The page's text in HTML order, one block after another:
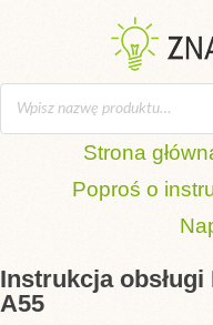
Strona
Poproś o
Instrukcja obsługi
A55